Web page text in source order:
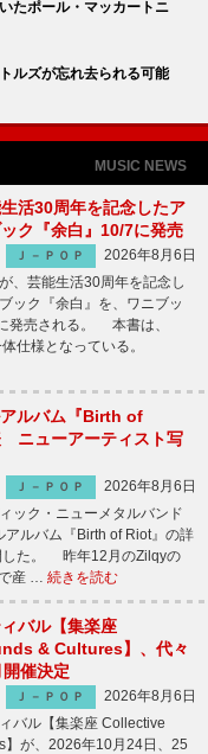
たポール・マッカートニ
ルズが忘れ去られる可能
MUSIC NEWS
活30周年を記念したア
ク『余白』10/7に発売
Ｊ－ＰＯＰ
2026年8月6日
、芸能生活30周年を記念し
ック『余白』を、ワニブッ
発売される。 本書は、
仕様となっている。
ルバム『Birth of
ニューアーティスト写
Ｊ－ＰＯＰ
2026年8月6日
ック・ニューメタルバンド
アルバム『Birth of Riot』の詳
した。 昨年12月のZilqyの
産 … 続きを読む
バル【集楽座
& Cultures】、代々
催決定
Ｊ－ＰＯＰ
2026年8月6日
バル【集楽座 Collective
】が、2026年10月24日、25